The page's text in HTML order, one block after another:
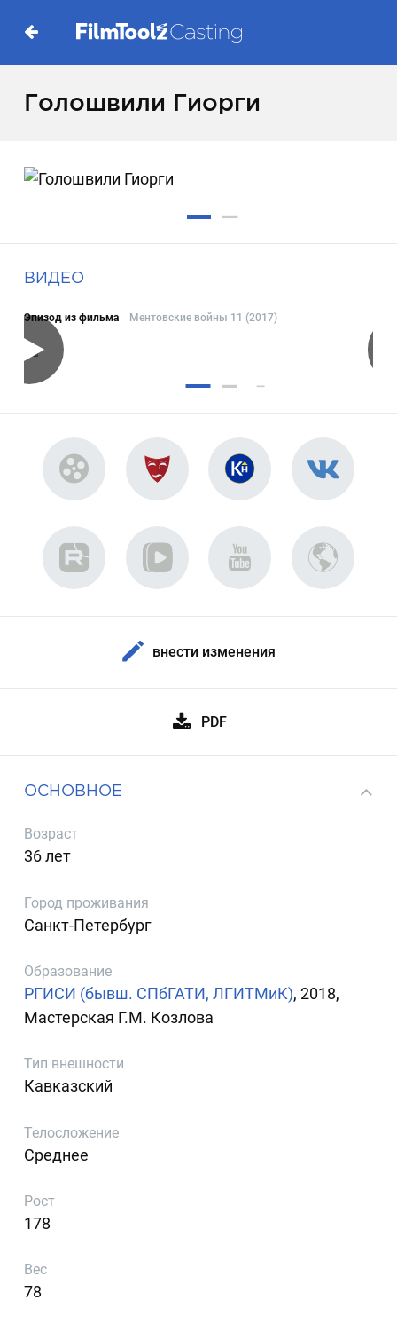
Голошвили Гиорги
ВИДЕО
Эпизод из фильма Ментовские войны 11 (2017)
внести изменения
PDF
ОСНОВНОЕ
Возраст
36 лет
Город проживания
Санкт-Петербург
Образование
РГИСИ (бывш. СПбГАТИ, ЛГИТМиК), 2018,
Мастерская Г.М. Козлова
Тип внешности
Кавказский
Телосложение
Среднее
Рост
178
Вес
78